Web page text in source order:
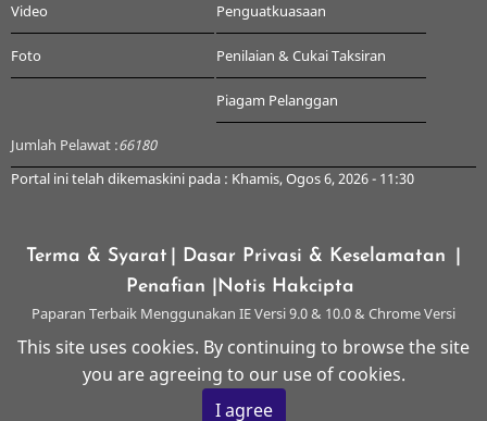
Video
Foto
Penguatkuasaan
Penilaian & Cukai Taksiran
Piagam Pelanggan
Jumlah Pelawat :66180
Portal ini telah dikemaskini pada : Khamis, Ogos 6, 2026 - 11:30
Terma & Syarat | Dasar Privasi & Keselamatan
Penafian
|Notis Hakcipta
Paparan Terbaik Menggunakan IE Versi 9.0 & 10.0 & Chrome Versi
Terkini & ke atas dengan Resolusi 1024 x 768
© 2026 Majlis Perbandaran Kangar, All rights reserved.
This site uses cookies. By continuing to browse the site
you are agreeing to our use of cookies.
I agree